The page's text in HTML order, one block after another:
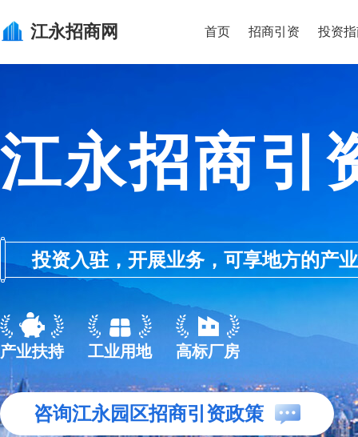
江永招商网 首页 招商引资 投资
江永招商引
投资入驻，开展业务，可享地方的产
产业扶持 工业用地 高标厂房
咨询江永园区招商引资政策